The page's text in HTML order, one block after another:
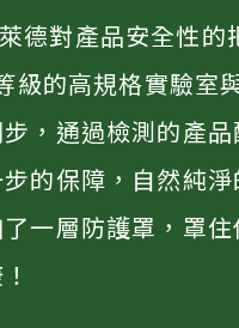
德對產品安全性的
級的高規格實驗室
，通過檢測的產品
的保障，自然純淨
一層防護罩，罩住